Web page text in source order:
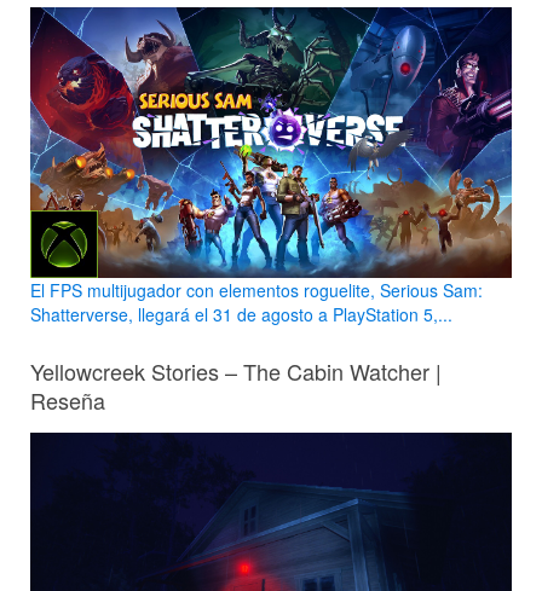
El FPS multijugador con elementos roguelite, Serious Sam:
Shatterverse, llegará el 31 de agosto a PlayStation 5,...
Yellowcreek Stories – The Cabin Watcher |
Reseña